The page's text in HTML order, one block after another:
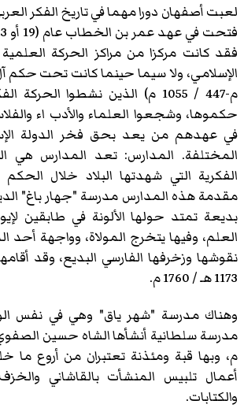
لعبت أصفهان دورا مهما في تاريخ الفكر
فقد كانت مركزا من مراكز الحركة العلمية
م-447 / 1055 م) الذين نشطوا
حكموها، وشجعوا العلماء والأدب اء
في عهدهم من يعد بحق فخر الدولة
المختلفة. المدارس: تعد المدارس هي
الفكرية التي شهدتها البلاد خلال الحكم
مقدمة هذه المدارس مدرسة "جهار باغ"
العلم، وفيها يتخرج المولاة، وواجهة أحد
نقوشها وزخرفها الفارسي البديع، وقد
1173 هـ / 1760 م.
وهناك مدرسة "شهر ياق" وهي في نفس
م، وبها قبة ومئذنة تعتبران من أروع
أعمال تلبيس المنشأت بالقاشاني
والكتابات.